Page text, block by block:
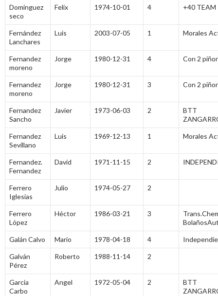
Domínguez
seco
Felix 1974-10-01 4 +40 TEAM
Fernández
Lanchares
Luis 2003-07-05 1 Morales
Fernandez
moreno
Jorge 1980-12-31 4 Con 2
Fernandez
moreno
Jorge 1980-12-31 3 Con 2
Fernandez
Sancho
Javier 1973-06-03 2
BTT
Fernandez
Sevillano
Luis 1969-12-13 1 Morales
Fernandez.
Fernandez
David 1971-11-15 2
Ferrero
Iglesias
Julio 1974-05-27 2
Ferrero
López
Héctor 1986-03-21 3
Galán Calvo Mario 1978-04-18 4
Galván
Pérez
Roberto 1988-11-14 2
Garcia
Carbo
Angel 1972-05-04 2
BTT